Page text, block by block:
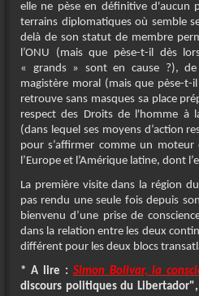
elle ne pèse en définitive d'aucun
terrains diplomatiques où semble
delà de son statut de membre
l’ONU (mais que pèse-t-il dès
« grands » sont en cause ?),
magistère moral (mais que pèse-
retrouve sans masques sa place
respect des Droits de l'homme à
(dans lequel ses moyens d’action
pour s’affirmer comme un
l’Europe et l’Amérique latine, dont
La première visite dans la région
pas rendu une seule fois depuis
bienvenu d’une prise de
dans la relation entre les deux
différent pour les deux blocs
* A lire : Simon Bolivar, la
discours politiques du